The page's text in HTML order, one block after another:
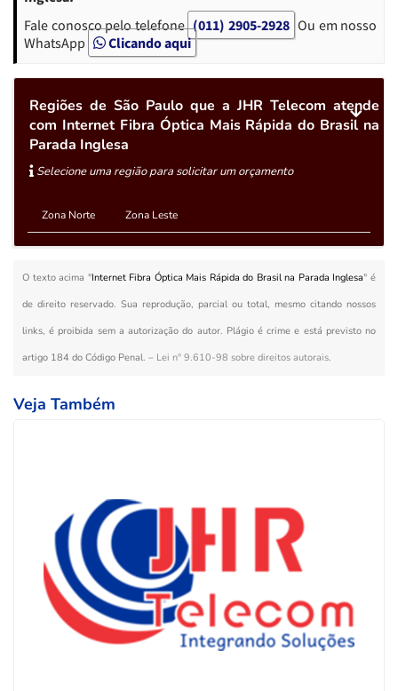
Fale conosco pelo telefone (011) 2905-2928 Ou em nosso
WhatsApp
Clicando aqui
Regiões de São Paulo que a JHR Telecom atende
com Internet Fibra Óptica Mais Rápida do Brasil na
Parada Inglesa
Selecione uma região para solicitar um orçamento
Zona Norte Zona Leste
O texto acima "Internet Fibra Óptica Mais Rápida do Brasil na Parada Inglesa" é
de direito reservado. Sua reprodução, parcial ou total, mesmo citando nossos
links, é proibida sem a autorização do autor. Plágio é crime e está previsto no
artigo 184 do Código Penal. – Lei n° 9.610-98 sobre direitos autorais.
Veja Também